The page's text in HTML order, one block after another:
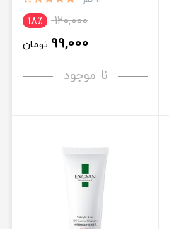
120,000 18٪
99,000 تومان
نا موجود